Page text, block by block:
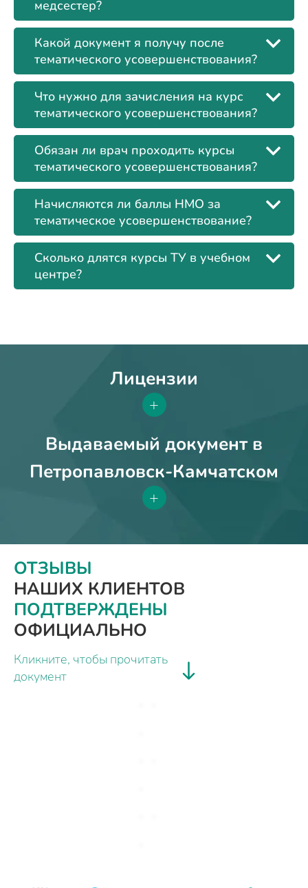
медсестер?
Какой документ я получу после
тематического усовершенствования?
Что нужно для зачисления на курс
тематического усовершенствования?
Обязан ли врач проходить курсы
тематического усовершенствования?
Начисляются ли баллы НМО за
тематическое усовершенствование?
Сколько длятся курсы ТУ в учебном
центре?
Лицензии
+
Выдаваемый документ в
Петропавловск-Камчатском
+
ОТЗЫВЫ
НАШИХ КЛИЕНТОВ
ПОДТВЕРЖДЕНЫ
ОФИЦИАЛЬНО
Кликните, чтобы прочитать
документ